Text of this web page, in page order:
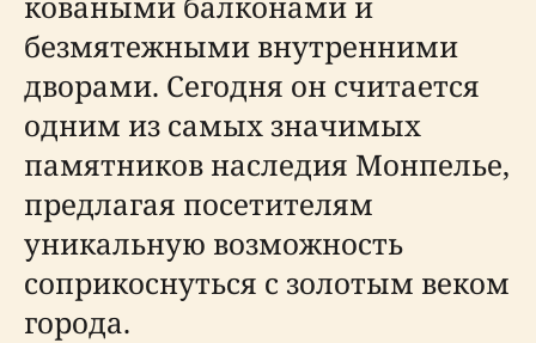
безмятежными внутренними
дворами. Сегодня он считается
одним из самых значимых
памятников наследия Монпелье,
предлагая посетителям
уникальную возможность
соприкоснуться с золотым веком
города.